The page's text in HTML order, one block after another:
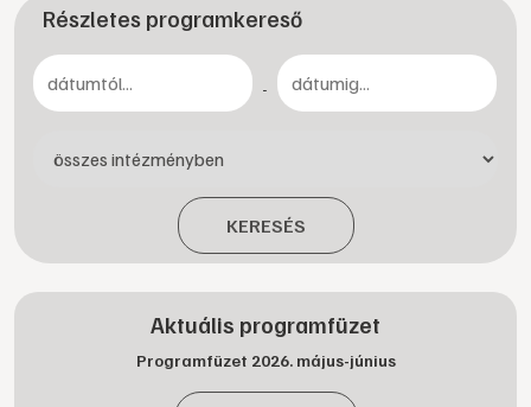
Részletes programkereső
-
KERESÉS
Aktuális programfüzet
Programfüzet 2026. május-június